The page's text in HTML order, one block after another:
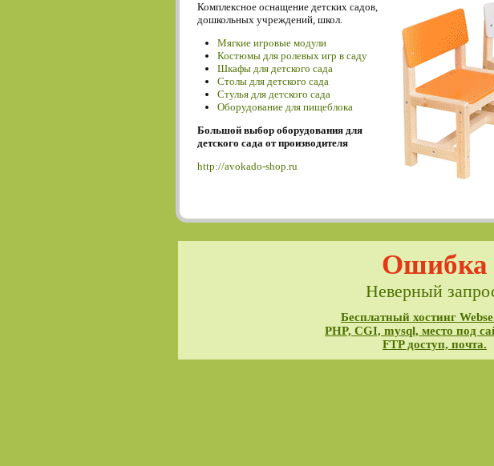
Комплексное оснащение детских садов,
дошкольных учреждений, школ.
Мягкие игровые модули
Костюмы для ролевых игр в саду
Шкафы для детского сада
Столы для детского сада
Cтулья для детского сада
Оборудование для пищеблока
Большой выбор оборудования для
детского сада от производителя
http://avokado-shop.ru
Ошибка
Неверный
Бесплатный хостинг
PHP, CGI, mysql, место под
FTP доступ, почта.